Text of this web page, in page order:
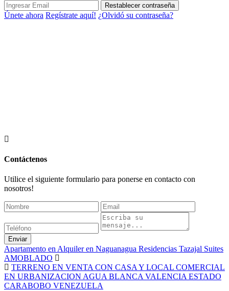
Restablecer contraseña
Únete ahora Regístrate aquí! ¿Olvidó su contraseña?
Contáctenos
Utilice el siguiente formulario para ponerse en contacto con
nosotros!
Enviar
Apartamento en Alquiler en Naguanagua Residencias Tazajal Suites
AMOBLADO
TERRENO EN VENTA CON CASA Y LOCAL COMERCIAL
EN URBANIZACION AGUA BLANCA VALENCIA ESTADO
CARABOBO VENEZUELA